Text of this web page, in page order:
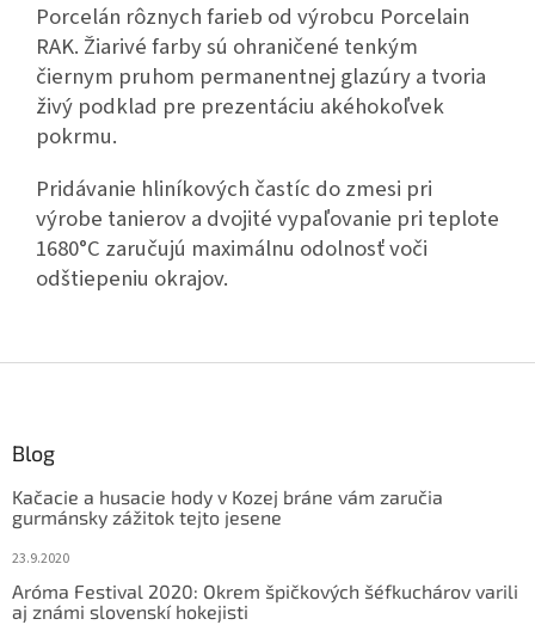
Porcelán rôznych farieb od výrobcu Porcelain
RAK. Žiarivé farby sú ohraničené tenkým
čiernym pruhom permanentnej glazúry a tvoria
živý podklad pre prezentáciu akéhokoľvek
pokrmu.
Pridávanie hliníkových častíc do zmesi pri
výrobe tanierov a dvojité vypaľovanie pri teplote
1680°C zaručujú maximálnu odolnosť voči
odštiepeniu okrajov.
Blog
Kačacie a husacie hody v Kozej bráne vám zaručia
gurmánsky zážitok tejto jesene
23.9.2020
Aróma Festival 2020: Okrem špičkových šéfkuchárov varili
aj známi slovenskí hokejisti